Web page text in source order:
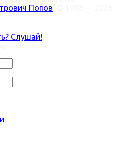
Слушай!
Попов